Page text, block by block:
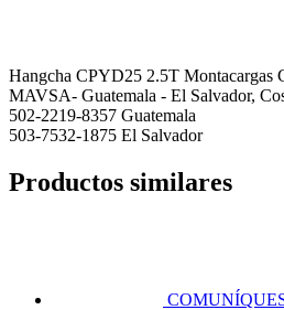
Hangcha CPYD25 2.5T Montacargas
MAVSA- Guatemala - El Salvador,
502-2219-8357 Guatemala
503-7532-1875 El Salvador
Productos similares